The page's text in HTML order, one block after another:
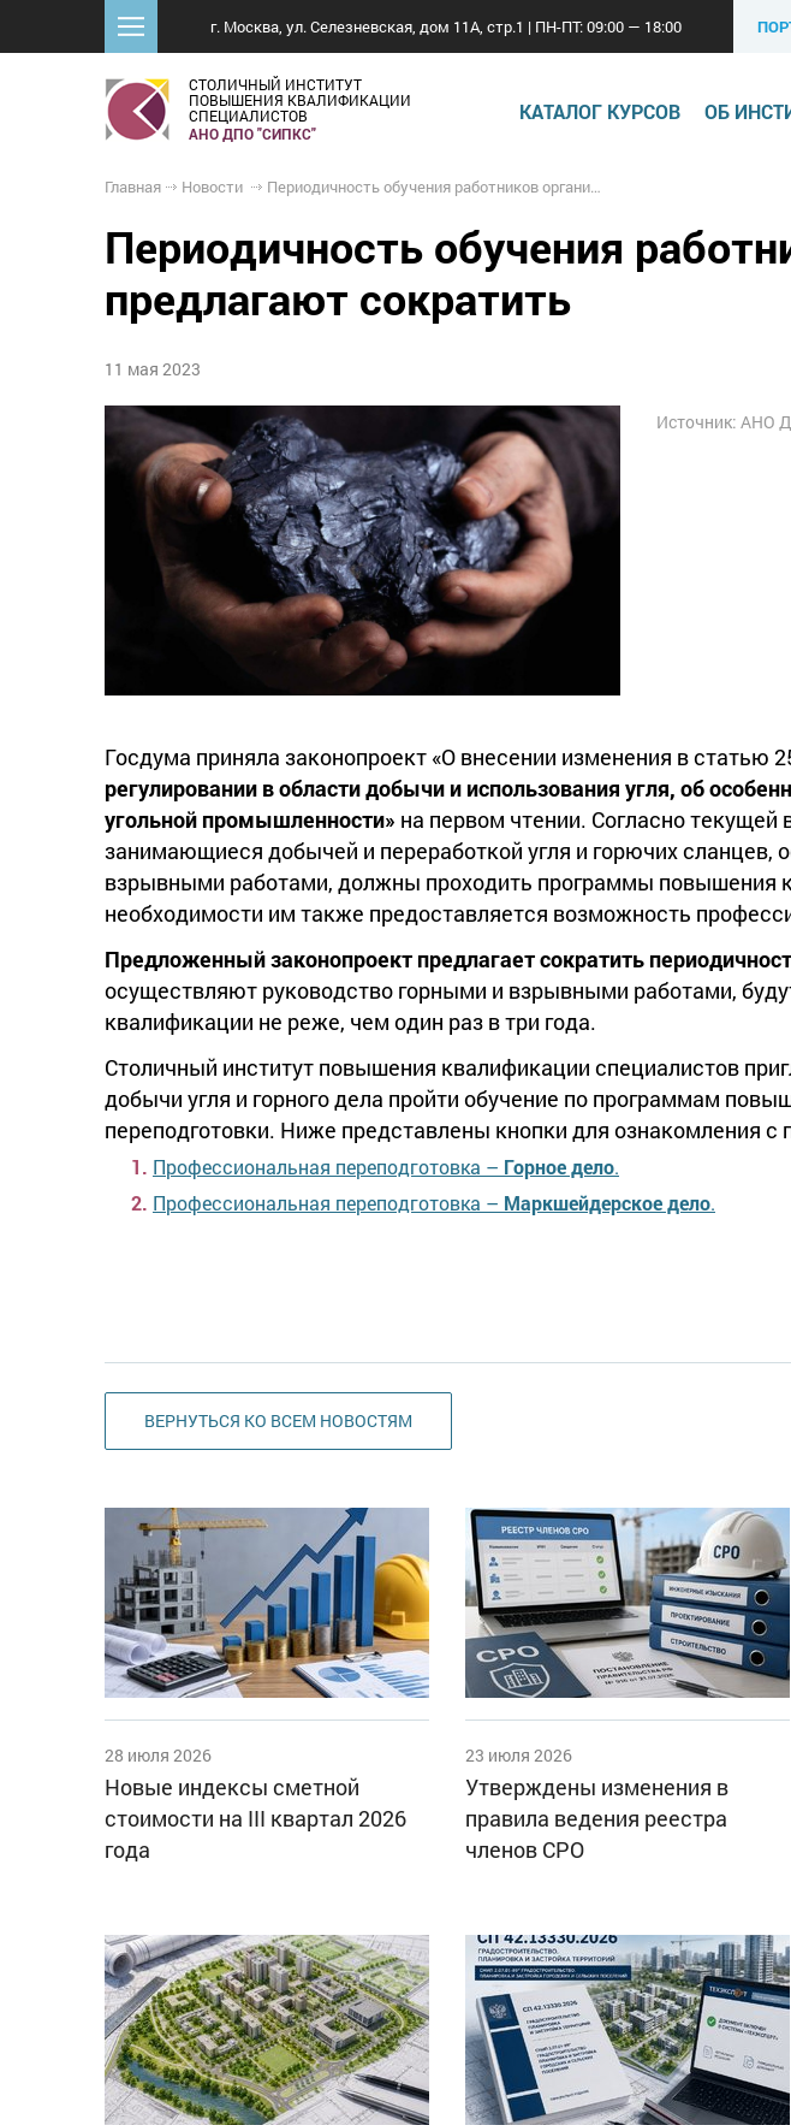
г. Москва, ул. Селезневская, дом 11А, стр.1 | ПН-ПТ: 09:00 — 18:00
СТОЛИЧНЫЙ ИНСТИТУТ
ПОВЫШЕНИЯ КВАЛИФИКАЦИИ
СПЕЦИАЛИСТОВ
АНО ДПО "СИПКС"
КАТАЛОГ КУРСОВ ОБ
Главная Новости Периодичность обучения работников организаций по добыче угля предлагают сократить
Периодичность обучения
предлагают сократить
11 мая 2023
Источник: АНО
Госдума приняла законопроект «О внесении изменения в статью
регулировании в области добычи и использования угля, об
угольной промышленности» на первом чтении. Согласно текущей
занимающиеся добычей и переработкой угля и горючих
взрывными работами, должны проходить программы повышения
необходимости им также предоставляется возможность
Предложенный законопроект предлагает сократить
осуществляют руководство горными и взрывными работами,
квалификации не реже, чем один раз в три года.
Столичный институт повышения квалификации специалистов
добычи угля и горного дела пройти обучение по программам
переподготовки. Ниже представлены кнопки для ознакомления с
Профессиональная переподготовка – Горное дело.
Профессиональная переподготовка – Маркшейдерское дело.
ВЕРНУТЬСЯ КО ВСЕМ НОВОСТЯМ
28 июля 2026
Новые индексы сметной
стоимости на III квартал 2026
года
23 июля 2026
Утверждены изменения в
правила ведения реестра
членов СРО